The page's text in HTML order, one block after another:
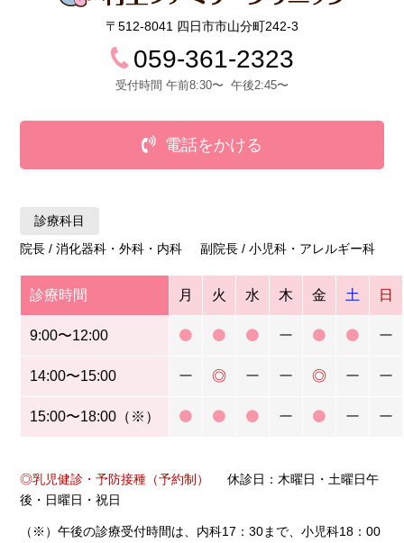
〒512-8041 四日市市山分町242-3
059-361-2323
受付時間 午前8:30〜 午後2:45〜
電話をかける
診療科目
院長 / 消化器科・外科・内科 副院長 / 小児科・アレルギー科
診療時間 月 火 水 木 金 土 日
9:00〜12:00 ー ー
14:00〜15:00 ー ◎ ー ー ◎ ー ー
15:00〜18:00（※） ー ー ー
◎乳児健診・予防接種（予約制）
休診日：木曜日・土曜日午
後・日曜日・祝日
（※）午後の診療受付時間は、内科17：30まで、小児科18：00